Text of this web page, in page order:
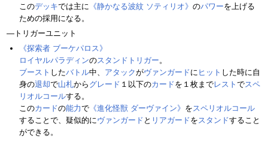
このデッキでは主に 《静かなる波紋 ソティリオ》 のパワーを上げる
ための採用になる。
―トリガーユニット
《探索者 ブーケパロス》
ロイヤルパラディンのスタンドトリガー。
ブースト したバトル中、 アタックがヴァンガードに ヒット した時に自
身の退却で山札から グレード １以下のカードを１枚までレスト でスペ
リオルコールする。
このカードの能力で 《進化怪獣 ダーヴァイン》 をスペリオルコール
することで、疑似的にヴァンガード と リアガードをスタンドすること
ができる。